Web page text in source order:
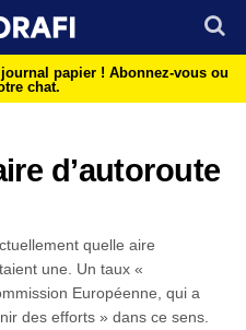
papier ! Abonnez-vous ou
chat.
d’autoroute
quelle aire
une. Un taux «
Européenne, qui a
des efforts » dans ce sens.